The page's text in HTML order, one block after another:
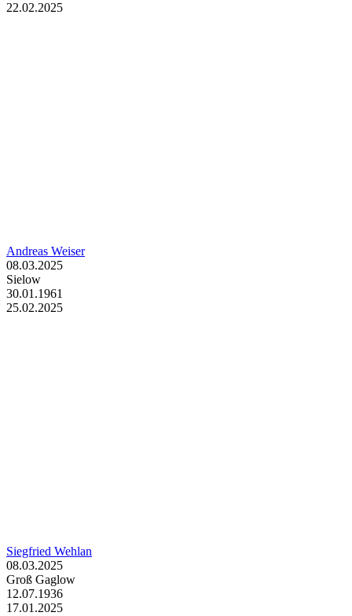
22.02.2025
Andreas Weiser
08.03.2025
Sielow
30.01.1961
25.02.2025
Siegfried Wehlan
08.03.2025
Groß Gaglow
12.07.1936
17.01.2025